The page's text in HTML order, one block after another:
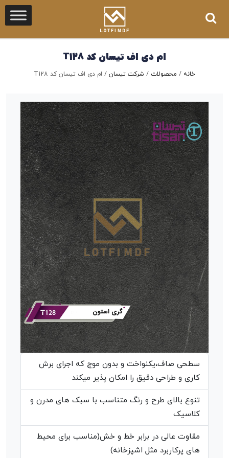
ام دی اف تیسان کد T128
خانه / محصولات / شرکت تیسان / ام دی اف تیسان کد T128
سطحی صاف،یکنواخت و بدون موج که اجرای برش
کاری و طراحی دقیق را امکان پذیر میکند
تنوع بالای طرح و رنگ متناسب با سبک های مدرن و
کلاسیک
مقاوت عالی در برابر خط و خش(مناسب برای محیط
های پرکاربرد مثل اشپزخانه)